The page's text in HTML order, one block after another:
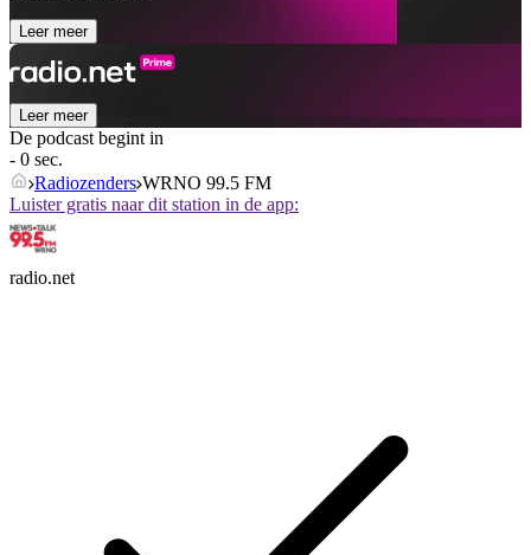
Leer meer
Leer meer
De podcast begint in
- 0 sec.
Radiozenders WRNO 99.5 FM
Luister gratis naar dit station in de app:
radio.net